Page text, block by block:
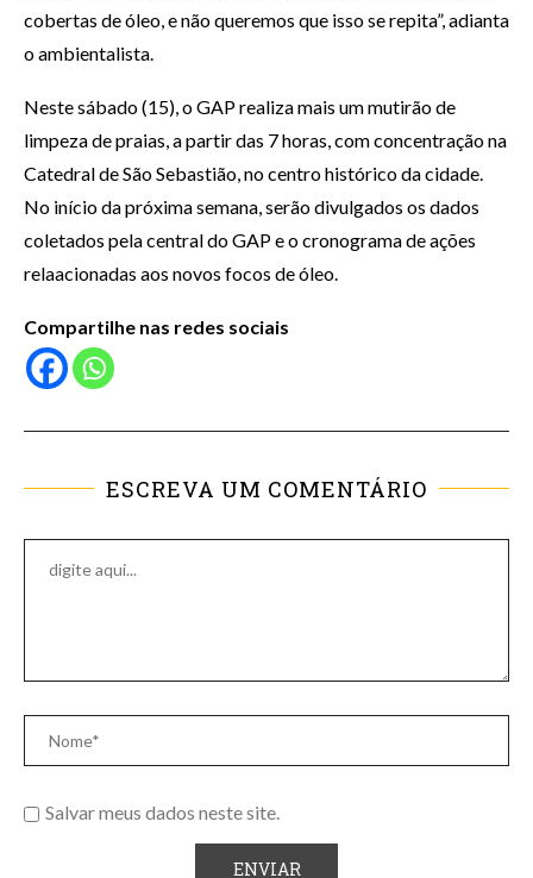
cobertas de óleo, e não queremos que isso se repita”, adianta
o ambientalista.
Neste sábado (15), o GAP realiza mais um mutirão de
limpeza de praias, a partir das 7 horas, com concentração na
Catedral de São Sebastião, no centro histórico da cidade.
No início da próxima semana, serão divulgados os dados
coletados pela central do GAP e o cronograma de ações
relaacionadas aos novos focos de óleo.
Compartilhe nas redes sociais
ESCREVA UM COMENTÁRIO
Salvar meus dados neste site.